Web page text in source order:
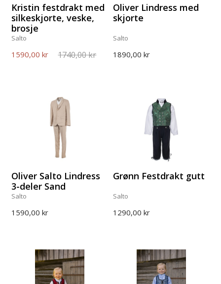
Kristin festdrakt med
silkeskjorte, veske,
brosje
Salto
1590,00 kr 1740,00 kr
Oliver Lindress med
skjorte
Salto
1890,00 kr
Oliver Salto Lindress
3-deler Sand
Salto
1590,00 kr
Grønn Festdrakt gutt
Salto
1290,00 kr